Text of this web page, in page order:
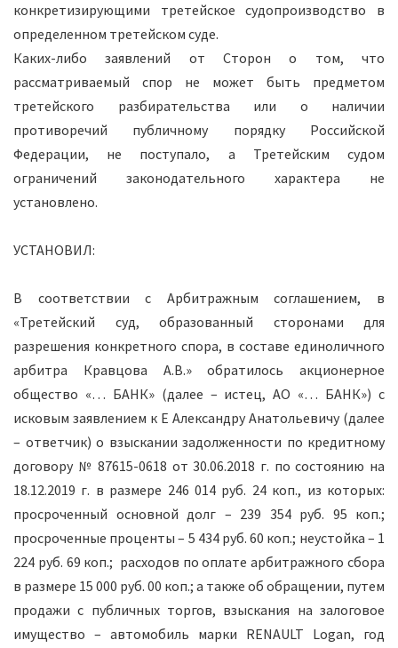
конкретизирующими третейское судопроизводство в
определенном третейском суде.
Каких-либо заявлений от Сторон о том, что
рассматриваемый спор не может быть предметом
третейского разбирательства или о наличии
противоречий публичному порядку Российской
Федерации, не поступало, а Третейским судом
ограничений законодательного характера не
установлено.
УСТАНОВИЛ:
В соответствии с Арбитражным соглашением, в
«Третейский суд, образованный сторонами для
разрешения конкретного спора, в составе единоличного
арбитра Кравцова А.В.» обратилось акционерное
общество «… БАНК» (далее – истец, АО «… БАНК») с
исковым заявлением к Е Александру Анатольевичу (далее
– ответчик) о взыскании задолженности по кредитному
договору № 87615-0618 от 30.06.2018 г. по состоянию на
18.12.2019 г. в размере 246 014 руб. 24 коп., из которых:
просроченный основной долг – 239 354 руб. 95 коп.;
просроченные проценты – 5 434 руб. 60 коп.; неустойка – 1
224 руб. 69 коп.; расходов по оплате арбитражного сбора
в размере 15 000 руб. 00 коп.; а также об обращении, путем
продажи с публичных торгов, взыскания на залоговое
имущество – автомобиль марки RENAULT Logan, год